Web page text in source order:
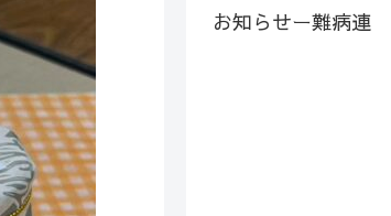
お知らせー難病連